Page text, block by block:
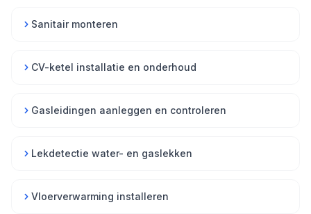
Sanitair monteren
CV-ketel installatie en onderhoud
Gasleidingen aanleggen en controleren
Lekdetectie water- en gaslekken
Vloerverwarming installeren